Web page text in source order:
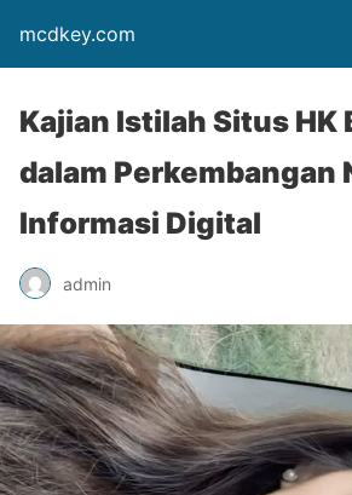
mcdkey.com
Kajian Istilah Situs HK
dalam Perkembangan
Informasi Digital
admin